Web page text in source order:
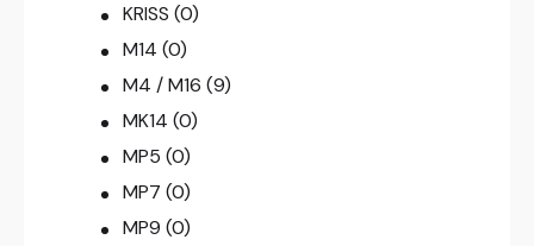
KRISS (0)
M14 (0)
M4 / M16 (9)
MK14 (0)
MP5 (0)
MP7 (0)
MP9 (0)